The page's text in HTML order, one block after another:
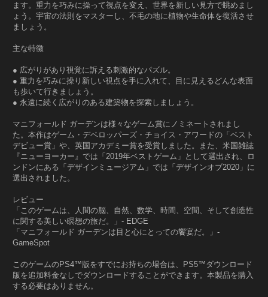
ます。重力を巧みに操って視点を変え、世界を新しい見方で眺めまし
ょう。宇宙の法則をマスターし、不毛の地に植物や生命体を復活させ
ましょう。
主な特徴
● 広がりがあり視覚に訴える刺激的なパズル。
● 重力を巧みに操り新しい視点を手に入れて、目に見えるどんな表面
も歩いて行きましょう。
● 永遠に続く広がりのある建築物を探索しましょう。
マニフォールド ガーデンは様々なゲーム賞にノミネートされまし
た。本作はゲーム・デベロッパーズ・チョイス・アワードの「ベスト
デビュー賞」や、英国アカデミー賞を受賞しました。また、米国雑誌
『ニューヨーカー』では「2019年ベストゲーム」として選出され、ロ
ンドンにある「デザインミュージアム」では「デザインオブ2020」に
選出されました。
レビュー
「このゲームは、人間の脳、自然、数学、時間、空間、そして創造性
に関する美しい瞑想の旅だ。」- EDGE
「マニフォールド ガーデンは目と心にとっての饗宴だ。」-
GameSpot
このゲームのPS4™版をすでにお持ちの場合は、PS5™ダウンロード
版を追加料金なしでダウンロードすることができます。本製品を購入
する必要はありません。